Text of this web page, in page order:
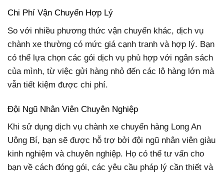
Chi Phí Vận Chuyển Hợp Lý
So với nhiều phương thức vận chuyển khác, dịch vụ
chành xe thường có mức giá cạnh tranh và hợp lý. Bạn
có thể lựa chọn các gói dịch vụ phù hợp với ngân sách
của mình, từ việc gửi hàng nhỏ đến các lô hàng lớn mà
vẫn tiết kiệm được chi phí.
Đội Ngũ Nhân Viên Chuyên Nghiệp
Khi sử dụng dịch vụ chành xe chuyển hàng Long An
Uông Bí, bạn sẽ được hỗ trợ bởi đội ngũ nhân viên giàu
kinh nghiệm và chuyên nghiệp. Họ có thể tư vấn cho
bạn về cách đóng gói, các yêu cầu pháp lý cần thiết và